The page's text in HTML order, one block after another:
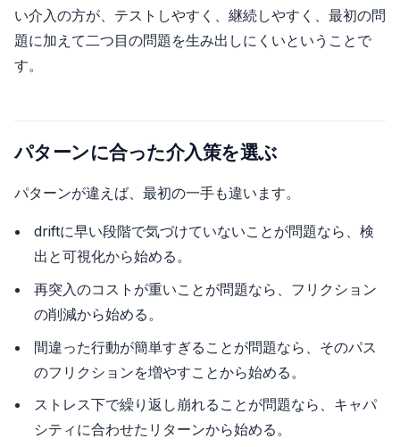
い介入の方が、テストしやすく、継続しやすく、最初の問
題に加えて二つ目の問題を生み出しにくいということで
す。
パターンに合った介入策を選ぶ
パターンが違えば、最初の一手も違います。
driftに早い段階で気づけていないことが問題なら、検
出と可視化から始める。
再突入のコストが重いことが問題なら、フリクション
の削減から始める。
間違った行動が簡単すぎることが問題なら、そのパス
のフリクションを増やすことから始める。
ストレス下で繰り返し崩れることが問題なら、キャパ
シティに合わせたリターンから始める。